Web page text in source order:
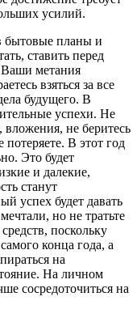
усилий.
бытовые планы и
ставить перед
Ваши метания
взяться за все
будущего. В
успехи. Не
не беритесь
В этот год
Это будет
и далекие,
станут
успех будет давать
но не тратьте
поскольку
конца года, а
на
На личном
сосредоточиться на